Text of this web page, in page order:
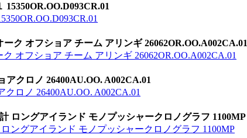
ク オフショア チーム アリンギ 26062OR.OO.A002CA.01
オフショア チーム アリンギ 26062OR.OO.A002CA.01
クロノ 26400AU.OO. A002CA.01
ロノ 26400AU.OO. A002CA.01
ロングアイランド モノプッシャークロノグラフ 1100MP
ングアイランド モノプッシャークロノグラフ 1100MP